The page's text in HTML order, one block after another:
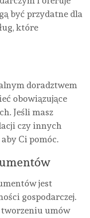
być przydatne dla
które
doradztwem
obowiązujące
Jeśli masz
czy innych
Ci pomóc.
jest
gospodarczej.
tworzeniu umów